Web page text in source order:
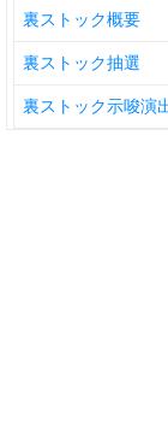
裏ストック概要
裏ストック抽選
裏ストック示唆演